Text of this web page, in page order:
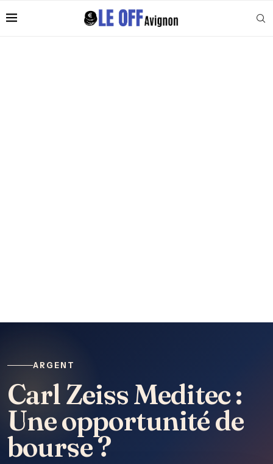
ARGENT
Carl Zeiss Meditec :
Une opportunité de
bourse ?